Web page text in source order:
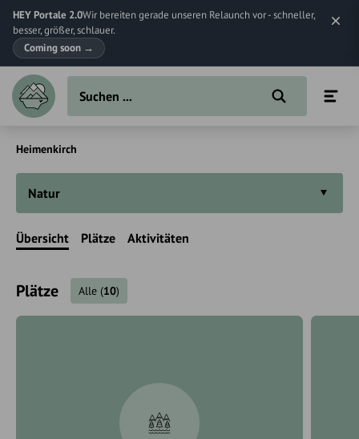
HEY Portale 2.0Wir bereiten gerade unseren Relaunch vor - schneller,
besser, größer, schlauer.
Coming soon →
Heimenkirch
Natur
Übersicht Plätze Aktivitäten
Plätze Alle (10)